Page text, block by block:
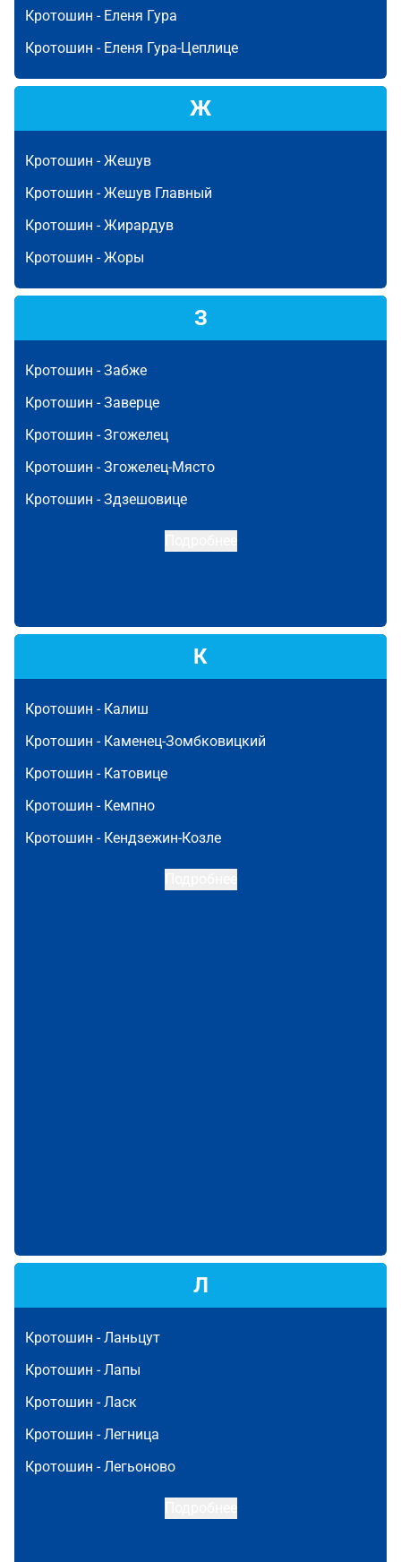
Кротошин - Еленя Гура
Кротошин - Еленя Гура-Цеплице
Ж
Кротошин -Жешув
Кротошин -Жешув Главный
Кротошин -Жирардув
Кротошин -Жоры
З
Кротошин -Забже
Кротошин -Заверце
Кротошин -Згожелец
Кротошин -Згожелец-Място
Кротошин -Здзешовице
К
Кротошин - Калиш
Кротошин - Каменец-Зомбковицкий
Кротошин - Катовице
Кротошин - Кемпно
Кротошин - Кендзежин-Козле
Л
Кротошин -Ланьцут
Кротошин -Лапы
Кротошин -Ласк
Кротошин -Легница
Кротошин -Легьоново